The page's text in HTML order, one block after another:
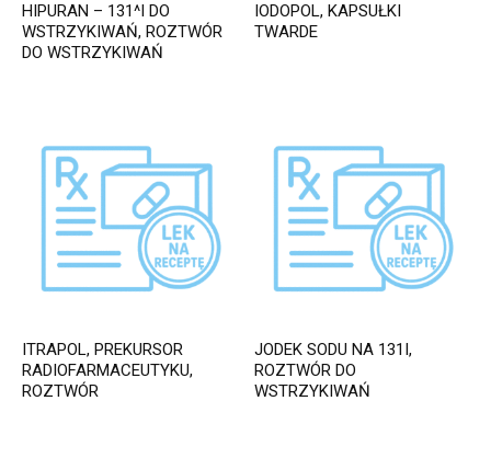
HIPURAN – 131^I DO
WSTRZYKIWAŃ, ROZTWÓR
DO WSTRZYKIWAŃ
IODOPOL, KAPSUŁKI
TWARDE
ITRAPOL, PREKURSOR
RADIOFARMACEUTYKU,
ROZTWÓR
JODEK SODU NA 131I,
ROZTWÓR DO
WSTRZYKIWAŃ